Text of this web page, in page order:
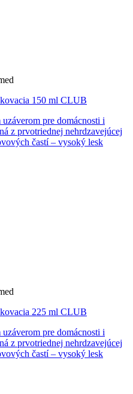
150 ml CLUB
pre domácnosti i
z prvotriednej nehrdzavejúcej
častí – vysoký lesk
225 ml CLUB
pre domácnosti i
z prvotriednej nehrdzavejúcej
častí – vysoký lesk